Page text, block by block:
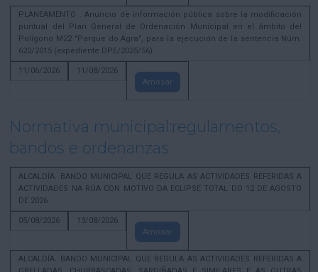
PLANEAMENTO . Anuncio de información pública sobre la modificación
puntual del Plan General de Ordenación Municipal en el ámbito del
Polígono M22 "Parque do Agra", para la ejecución de la sentencia Núm.
620/2015 (expediente DPE/2025/56)
11/06/2026
11/08/2026
Amosar
Normativa municipal:regulamentos,
bandos e ordenanzas
ALCALDÍA. BANDO MUNICIPAL QUE REGULA AS ACTIVIDADES REFERIDAS A
ACTIVIDADES NA RÚA CON MOTIVO DA ECLIPSE TOTAL DO 12 DE AGOSTO
DE 2026
05/08/2026
13/08/2026
Amosar
ALCALDÍA. BANDO MUNICIPAL QUE REGULA AS ACTIVIDADES REFERIDAS A